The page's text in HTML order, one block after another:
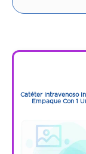
Catéter Intravenoso
Empaque Con 1